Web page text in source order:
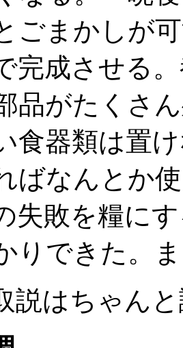
ごまかしが
完成させる
品がたくさ
食器類は置
ばなんとか
敗を糧に
りできた。
説はちゃん